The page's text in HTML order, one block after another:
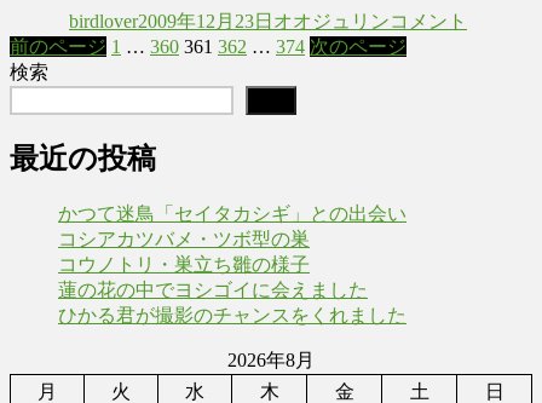
者
birdlover日:
2009年12月23日ゴ
リ
オオジュリン中
の
ン
コメント
投
稿
ペ
前のページ 固
ー
ジ
1 … 固
ー
ジ
360 固
ー
361 固
ー
362 … 固
ー
374 次のページ
検索
最近の投稿
かつて迷鳥「セイタカシギ」との出会い
コシアカツバメ・ツボ型の巣
コウノトリ・巣立ち雛の様子
蓮の花の中でヨシゴイに会えました
ひかる君が撮影のチャンスをくれました
2026年8月
月
火 水 木 金 土
日